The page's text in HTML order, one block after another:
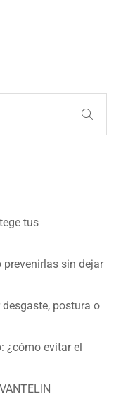
tus
prevenirlas sin dejar
postura o
¿cómo evitar el